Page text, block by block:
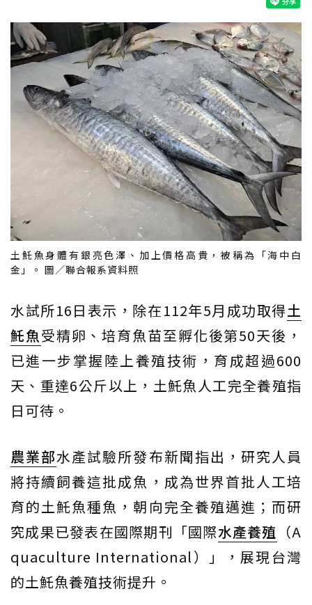
土魠魚身體有銀亮色澤、加上價格高貴，被稱為「海中白
金」。 圖／聯合報系資料照
水試所16日表示，除在112年5月成功取得土
魠魚受精卵、培育魚苗至孵化後第50天後，
已進一步掌握陸上養殖技術，育成超過600
天、重達6公斤以上，土魠魚人工完全養殖指
日可待。
農業部水產試驗所發布新聞指出，研究人員
將持續飼養這批成魚，成為世界首批人工培
育的土魠魚種魚，朝向完全養殖邁進；而研
究成果已發表在國際期刊「國際水產養殖 （A
quaculture International）」，展現台灣
的土魠魚養殖技術提升。